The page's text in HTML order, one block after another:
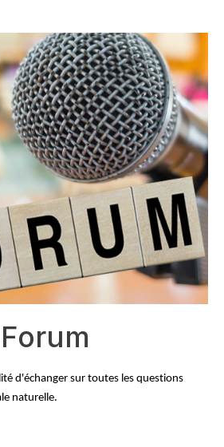
Forum
d'échanger sur toutes les questions
naturelle.